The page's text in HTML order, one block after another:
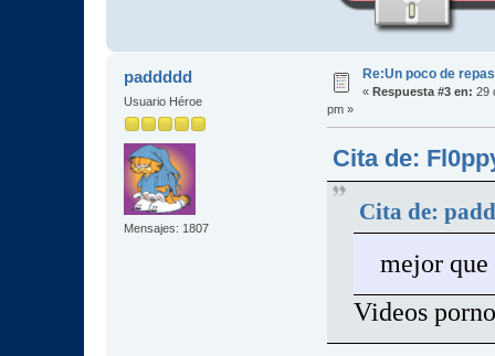
paddddd
Usuario Héroe
Mensajes: 1807
Re:Un poco de
« Respuesta #3 en: 29
pm »
Cita de:
Cita de:
mejor
Videos